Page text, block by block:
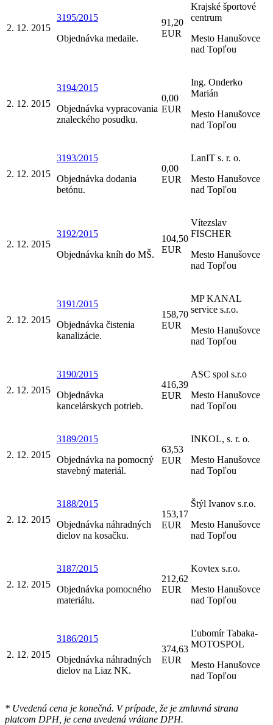
2. 12. 2015
3195/2015
Objednávka medaile.
91,20
EUR
Krajské športové
centrum
Mesto Hanušovce
nad Topľou
2. 12. 2015
3194/2015
Objednávka vypracovania
znaleckého posudku.
0,00
EUR
Ing. Onderko
Marián
Mesto Hanušovce
nad Topľou
2. 12. 2015
3193/2015
Objednávka dodania
betónu.
0,00
EUR
LanIT s. r. o.
Mesto Hanušovce
nad Topľou
2. 12. 2015
3192/2015
Objednávka kníh do MŠ.
104,50
EUR
Vítezslav
FISCHER
Mesto Hanušovce
nad Topľou
2. 12. 2015
3191/2015
Objednávka čistenia
kanalizácie.
158,70
EUR
MP KANAL
service s.r.o.
Mesto Hanušovce
nad Topľou
2. 12. 2015
3190/2015
Objednávka
kancelárskych potrieb.
416,39
EUR
ASC spol s.r.o
Mesto Hanušovce
nad Topľou
2. 12. 2015
3189/2015
Objednávka na pomocný
stavebný materiál.
63,53
EUR
INKOL, s. r. o.
Mesto Hanušovce
nad Topľou
2. 12. 2015
3188/2015
Objednávka náhradných
dielov na kosačku.
153,17
EUR
Štýl Ivanov s.r.o.
Mesto Hanušovce
nad Topľou
2. 12. 2015
3187/2015
Objednávka pomocného
materiálu.
212,62
EUR
Kovtex s.r.o.
Mesto Hanušovce
nad Topľou
2. 12. 2015
3186/2015
Objednávka náhradných
dielov na Liaz NK.
374,63
EUR
Ľubomír Tabaka-
MOTOSPOL
Mesto Hanušovce
nad Topľou
* Uvedená cena je konečná. V prípade, že je zmluvná strana
platcom DPH, je cena uvedená vrátane DPH.